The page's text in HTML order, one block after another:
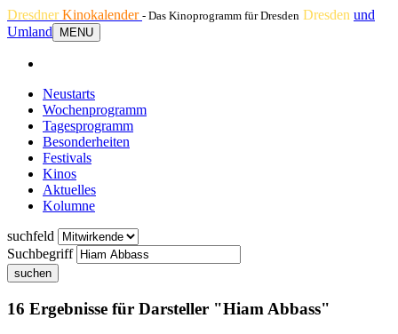
DresdnerKinokalender - Das Kinoprogramm für Dresden Dresden und
Umland
MENU
Neustarts
Wochenprogramm
Tagesprogramm
Besonderheiten
Festivals
Kinos
Aktuelles
Kolumne
suchfeld
Suchbegriff
suchen
16 Ergebnisse für Darsteller "Hiam Abbass"